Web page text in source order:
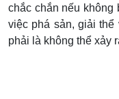
chắc chắn nếu
việc phá sản, giải
phải là không thể xảy